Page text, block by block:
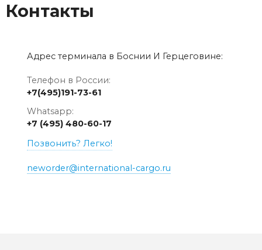
Контакты
Адрес терминала в Боснии И Герцеговине:
Телефон в России:
+7(495)191-73-61
Whatsapp:
+7 (495) 480-60-17
Позвонить? Легко!
neworder@international-cargo.ru